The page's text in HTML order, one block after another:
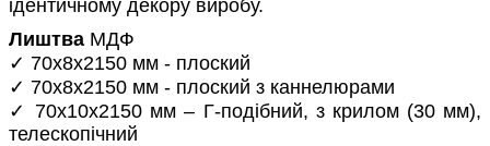
ідентичному декору виробу.
Лиштва МДФ
✓ 70х8х2150 мм - плоский
✓ 70х8х2150 мм - плоский з каннелюрами
✓ 70х10х2150 мм – Г-подібний, з крилом (30 мм),
телескопічний